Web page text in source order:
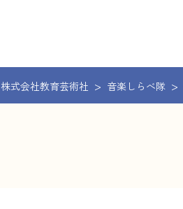
株式会社教育芸術社 音楽しらべ隊